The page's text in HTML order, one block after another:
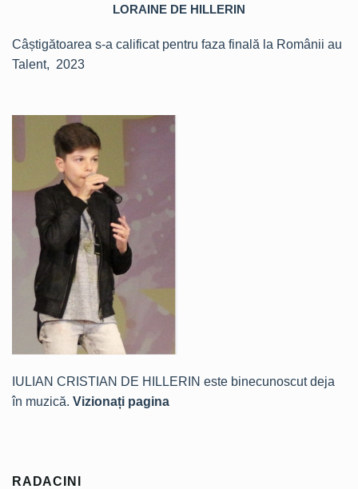
LORAINE DE HILLERIN
Câștigătoarea s-a calificat pentru faza finală la Românii au
Talent, 2023
IULIAN CRISTIAN DE HILLERIN este binecunoscut deja
în muzică. Vizionați pagina
RADACINI